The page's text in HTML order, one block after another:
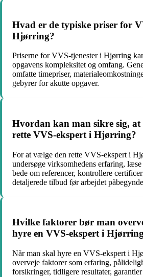
Hvad er de typiske priser for
Hjørring?
Priserne for VVS-tjenester i Hjørring
opgavens kompleksitet og omfang.
omfatte timepriser,
gebyrer for akutte opgaver.
Hvordan kan man sikre sig,
rette VVS-ekspert i Hjørring?
For at vælge den rette VVS-ekspert i
undersøge virksomhedens erfaring, læse
bede om referencer, kontrollere
detaljerede tilbud før arbejdet
Hvilke faktorer bør man
hyre en VVS-ekspert i
Når man skal hyre en VVS-ekspert i
overveje faktorer som erfaring,
forsikringer, tidligere resultater,